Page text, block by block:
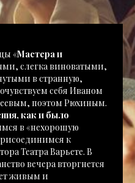
«Мастера и
слегка виноватыми,
в странную,
себя Иваном
поэтом Рюхиным.
как и было
в «нехорошую
к
Театра Варьете. В
вечера вторгнется
живым и